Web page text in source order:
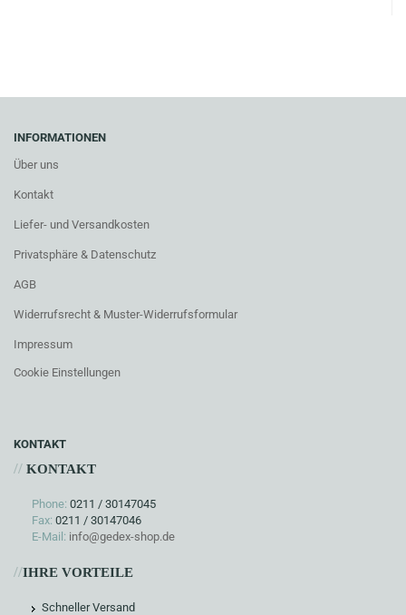
INFORMATIONEN
Über uns
Kontakt
Liefer- und Versandkosten
Privatsphäre & Datenschutz
AGB
Widerrufsrecht & Muster-Widerrufsformular
Impressum
Cookie Einstellungen
KONTAKT
// KONTAKT
Phone: 0211 / 30147045
Fax: 0211 / 30147046
E-Mail: info@gedex-shop.de
//IHRE VORTEILE
Schneller Versand